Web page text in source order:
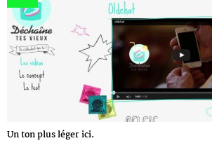
Un ton plus léger ici.